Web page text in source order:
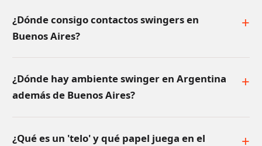
¿Dónde consigo contactos swingers en
Buenos Aires?
¿Dónde hay ambiente swinger en Argentina
además de Buenos Aires?
¿Qué es un 'telo' y qué papel juega en el